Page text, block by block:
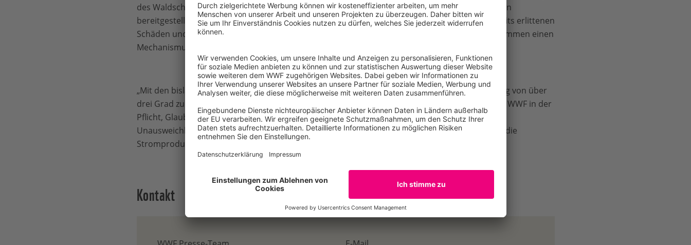
des Waldschutzinstrumentes REDD+. Dazu sollten ihnen neben Finanzmitteln auch Technologien
bereitgestellt werden, um sich besser an den Klimawandel anzupassen und die Länder bei bereits erlittenen
Schäden und Verlusten unterstützen zu können. Des Weiteren fordert der WWF, dass das Abkommen einen
Mechanismus zur kontinuierlichen Verschärfung der Klimaziele erhalte.
„Mit den bislang angekündigten Emissionsminderungen steuern wir auf eine globale Erwärmung von über
drei Grad zu. Dies ist vollkommen unakzeptabel“, so Günther. Bundeskanzlerin Merkel sieht der WWF in der
Pflicht, Glaubwürdigkeit bei der Erreichung der deutschen Klimaschutzziele zu demonstrieren.
Unausweichlich hierfür wäre ihre Unterstützung für das neue Klimaschutzinstrument, mit dem die
Stromproduktion in uralten und schmutzigen Braunkohlekraftwerken gedrosselt werden kann.
Kontakt